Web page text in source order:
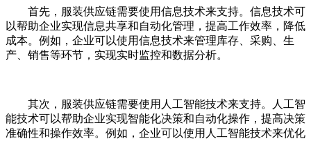
首先，服装供应链需要使用信息技术来支持。信息技术可
以帮助企业实现信息共享和自动化管理，提高工作效率，降低
成本。例如，企业可以使用信息技术来管理库存、采购、生
产、销售等环节，实现实时监控和数据分析。
其次，服装供应链需要使用人工智能技术来支持。人工智
能技术可以帮助企业实现智能化决策和自动化操作，提高决策
准确性和操作效率。例如，企业可以使用人工智能技术来优化